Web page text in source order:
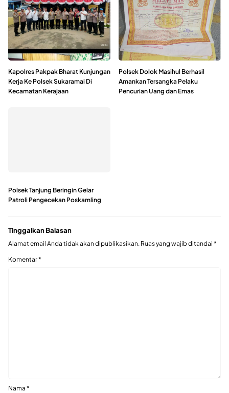
Kapolres Pakpak Bharat Kunjungan
Kerja Ke Polsek Sukaramai Di
Kecamatan Kerajaan
Polsek Dolok Masihul Berhasil
Amankan Tersangka Pelaku
Pencurian Uang dan Emas
Polsek Tanjung Beringin Gelar
Patroli Pengecekan Poskamling
Tinggalkan Balasan
Alamat email Anda tidak akan dipublikasikan. Ruas yang wajib ditandai *
Komentar*
Nama *